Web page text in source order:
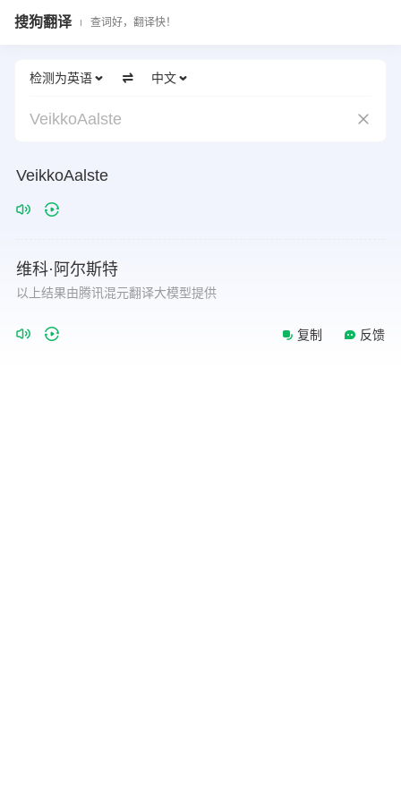
搜狗翻译 查词好，翻译快！
检测为英语 中文
VeikkoAalste
VeikkoAalste
维科·阿尔斯特
以上结果由腾讯混元翻译大模型提供
复制 反馈